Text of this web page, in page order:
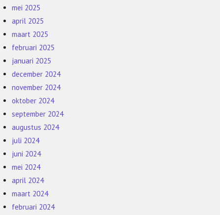
mei 2025
april 2025
maart 2025
februari 2025
januari 2025
december 2024
november 2024
oktober 2024
september 2024
augustus 2024
juli 2024
juni 2024
mei 2024
april 2024
maart 2024
februari 2024